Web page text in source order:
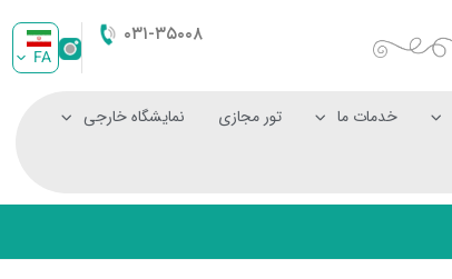
۰۳۱-۳۵۰۰۸
FA
خدمات ما تور مجازی نمایشگاه خارجی